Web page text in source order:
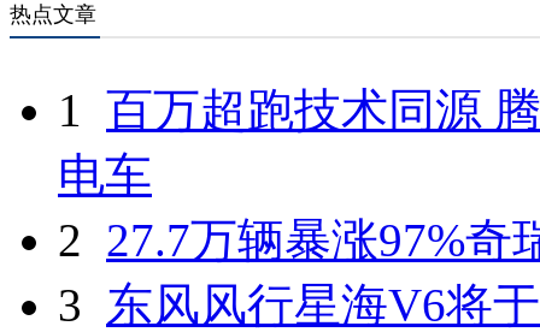
热点文章
1 百万超跑技术同源
电车
2 27.7万辆暴涨97%奇
3 东风风行星海V6将